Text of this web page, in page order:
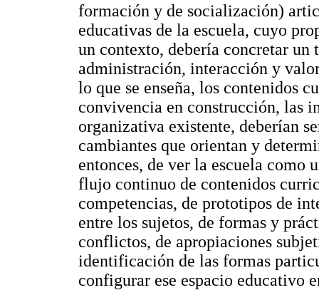
formación y de socialización)
educativas de la escuela, cuyo
un contexto, debería concretar
administración, interacción y
lo que se enseña, los contenidos
convivencia en construcción, las
organizativa existente, deberían
cambiantes que orientan y
entonces, de ver la escuela como
flujo continuo de contenidos
competencias, de prototipos de
entre los sujetos, de formas y
conflictos, de apropiaciones
identificación de las formas
configurar ese espacio educativo